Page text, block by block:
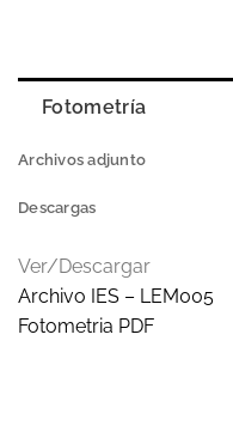
Fotometría
Archivos adjunto
Descargas
Ver/Descargar
Archivo IES – LEM005
Fotometria PDF